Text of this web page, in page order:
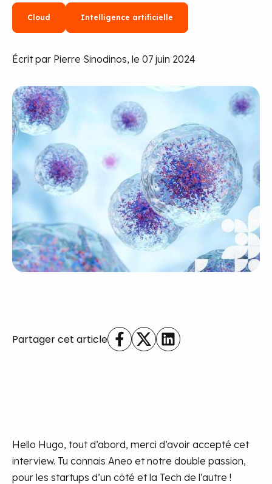
Cloud Intelligence artificielle
Écrit par Pierre Sinodinos, le 07 juin 2024
Partager cet article
Hello Hugo, tout d’abord, merci d’avoir accepté cet
interview. Tu connais Aneo et notre double passion,
pour les startups d’un côté et la Tech de l’autre !